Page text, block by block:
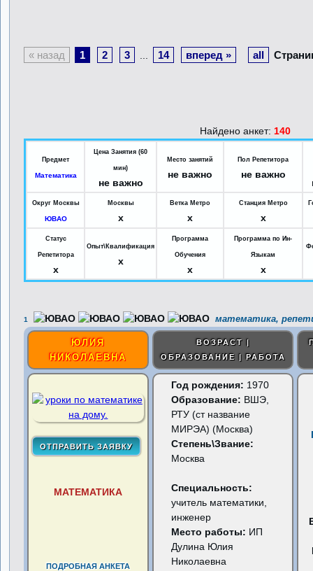
« назад 1 2 3 ... 14 вперед » all
Найдено анкет: 140
Предмет
Математика
Цена Занятия (60
мин)
не важно
Место занятий
не важно
Пол Репетитора
не важно
Округ Москвы
ЮВАО
Москвы
x
Ветка Метро
x
Станция Метро
x
Статус
Репетитора
x
Опыт\Квалификация
x
Программа
Обучения
x
Программа по Ин-
Языкам
x
1 математика,
ЮЛИЯ
НИКОЛАЕВНА
ВОЗРАСТ |
ОБРАЗОВАНИЕ | РАБОТА
МАТЕМАТИКА
ПОДРОБНАЯ АНКЕТА
Год рождения: 1970
Образование: ВШЭ,
РТУ (ст название
МИРЭА) (Москва)
Степень\Звание:
Москва
Специальность:
учитель математики,
инженер
Место работы: ИП
Дулина Юлия
Николаевна